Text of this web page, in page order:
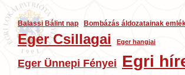
Balassi Bálint nap Bombázás áldozatainak
Eger Csillagai Eger hangjai
Eger Ünnepi Fényei Egri